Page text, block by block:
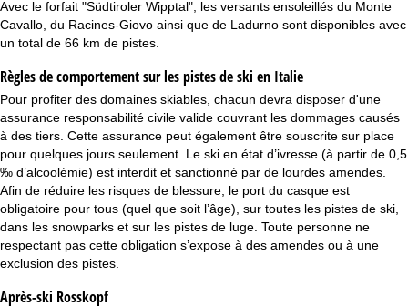
Avec le forfait "Südtiroler Wipptal", les versants ensoleillés du Monte
Cavallo, du Racines-Giovo ainsi que de Ladurno sont disponibles avec
un total de 66 km de pistes.
Règles de comportement sur les pistes de ski en Italie
Pour profiter des domaines skiables, chacun devra disposer d'une
assurance responsabilité civile valide couvrant les dommages causés
à des tiers. Cette assurance peut également être souscrite sur place
pour quelques jours seulement. Le ski en état d’ivresse (à partir de 0,5
‰ d’alcoolémie) est interdit et sanctionné par de lourdes amendes.
Afin de réduire les risques de blessure, le port du casque est
obligatoire pour tous (quel que soit l’âge), sur toutes les pistes de ski,
dans les snowparks et sur les pistes de luge. Toute personne ne
respectant pas cette obligation s’expose à des amendes ou à une
exclusion des pistes.
Après-ski Rosskopf